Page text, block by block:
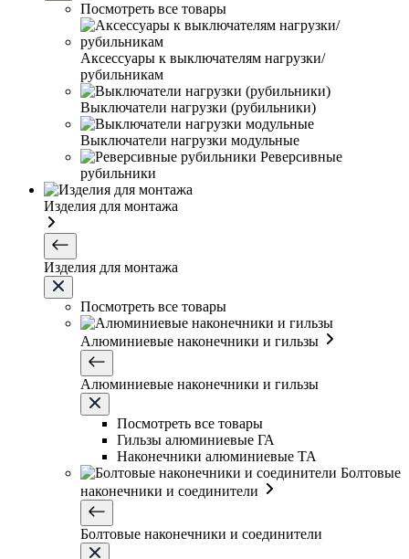
Посмотреть все товары
Аксессуары к выключателям нагрузки/
рубильникам
Выключатели нагрузки (рубильники)
Выключатели нагрузки модульные
Реверсивные
рубильники
Изделия для монтажа
Изделия для монтажа
Посмотреть все товары
Алюминиевые наконечники и гильзы
Алюминиевые наконечники и гильзы
Посмотреть все товары
Гильзы алюминиевые ГА
Наконечники алюминиевые ТА
Болтовые
наконечники и соединители
Болтовые наконечники и соединители